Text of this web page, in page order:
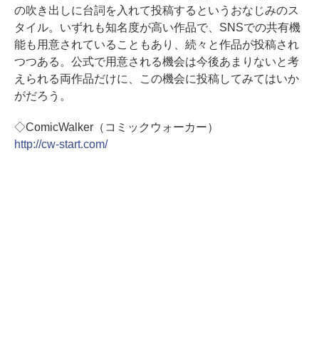
の吹き出しに台詞を入れて投稿するというおなじみのス
タイル。いずれも知名度が高い作品で、SNSでの共有機
能も用意されていることもあり、続々と作品が投稿され
つつある。公式で用意される機会は今後あまりないと考
えられる両作品だけに、この機会に投稿してみてはいか
がだろう。
◇ComicWalker（コミックウォーカー）
http://cw-start.com/